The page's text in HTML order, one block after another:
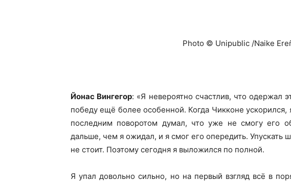
Photo © Unipublic /Naike
Йонас Вингегор: «Я невероятно счастлив, что одержал
победу ещё более особенной. Когда Чикконе
последним поворотом думал, что уже не смогу его
дальше, чем я ожидал, и я смог его опередить. Упускать
не стоит. Поэтому сегодня я выложился по полной.
Я упал довольно сильно, но на первый взгляд всё в